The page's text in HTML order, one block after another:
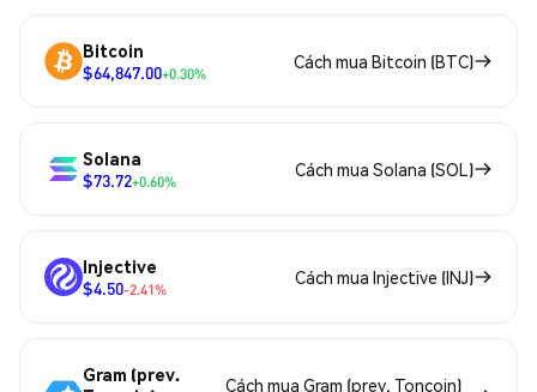
Bitcoin
$64,847.00+0.30%
Cách mua Bitcoin (BTC)
Solana
$73.72+0.60%
Cách mua Solana (SOL)
Injective
$4.50-2.41%
Cách mua Injective (INJ)
Gram (prev.
Cách mua Gram (prev. Toncoin)